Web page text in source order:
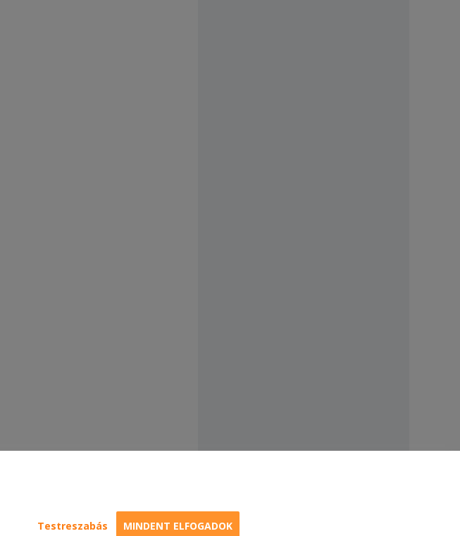
Testreszabás MINDENT ELFOGADOK